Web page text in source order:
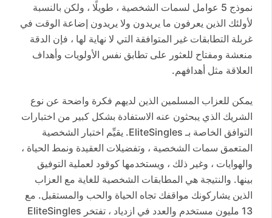
نموذج 5 عوامل لسمات الشخصية ، طويلًا ، ولكن بالنسبة
لأولئك الذين يعرفون ما يريدون ولا يريدون إضاعة الوقت في
غربلة التطابقات غير المتوافقة التي لا نهاية لها ، فإن الدقة
منعشة ومفتاح للعثور على تطابق نفس الأولويات وأهداف
العلاقة مثل أهدافهم.
يمكن للعزاب المسلمين الذين لديهم فكرة واضحة عن نوع
الشريك الذي يبحثون عنه الاستفادة بشكل كبير من اختبارات
التوافق الخاصة بـ EliteSingles. يقيِّم اختبار الشخصية
المتعمق سمات الشخصية ، وتفضيلات العقيدة ونمط الحياة ،
والهوايات ، وغير ذلك ، ويستخدمها كوقود لعملية التوفيق
بينها. والنتيجة هي المطابقات الشخصية للغاية مع العزاب
الذين يشاركونك مواقفك تجاه الحياة والحب والمستقبل. مع
13 مليون مستخدم والعدد في ازدياد ، تفتخر EliteSingles